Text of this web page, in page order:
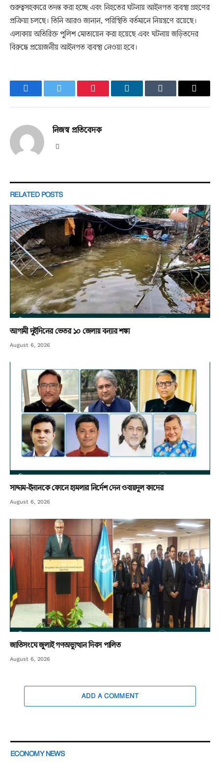
গুরুত্বসহকারে তদন্ত করা হচ্ছে এবং নিহতের ঘটনায় আইনগত ব্যবস্থা গ্রহণের
প্রক্রিয়া চলছে। তিনি আরও জানান, পরিস্থিতি বর্তমানে নিয়ন্ত্রণে রয়েছে।
এলাকায় অতিরিক্ত পুলিশ মোতায়েন করা হয়েছে এবং ঘটনায় জড়িতদের
বিরুদ্ধে প্রয়োজনীয় আইনগত ব্যবস্থা নেওয়া হবে।
FacebookTwitter PinterestLinkedInTumblr Email
নিজস্ব প্রতিবেদক
RELATED POSTS
আগামী দুইদিনের ভেতর ১০ জেলায় বন্যার শঙ্কা
August 6, 2026
সাদ্দাম-ইনানকে ফোনে হামলার নির্দেশ দেন ওবায়দুল কাদের
August 6, 2026
জাতিসংঘে জুলাই গণঅভ্যুত্থান দিবস পালিত
August 6, 2026
ADD A COMMENT
ECONOMY NEWS